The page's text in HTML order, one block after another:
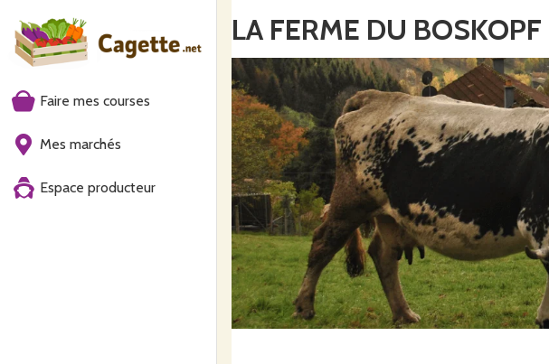
Faire mes courses
Mes marchés
Espace producteur
LA FERME DU BOSKOPF